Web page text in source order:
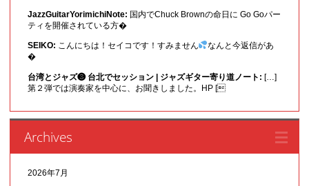
JazzGuitarYorimichiNote: 国内でChuck Brownの命日に Go Goパー
ティを開催されている方�
SEIKO: こんにちは！セイコです！すみません
なんと今返信があ
�
台湾とジャズ❸ 台北でセッション | ジャズギター寄り道ノート: […]
第２弾では演奏家を中心に、お聞きしました。HP [
Archives
2026年7月